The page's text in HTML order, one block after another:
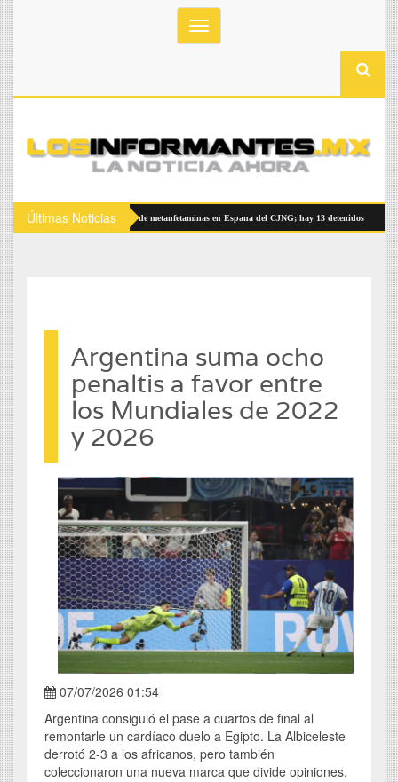
Toggle
navigation
Últimas Noticias
Incautan 2.5 toneladas de metanfetaminas en Espana del CJNG; hay 13 detenidos
Argentina suma ocho
penaltis a favor entre
los Mundiales de 2022
y 2026
07/07/2026 01:54
Argentina consiguió el pase a cuartos de final al
remontarle un cardíaco duelo a Egipto. La Albiceleste
derrotó 2-3 a los africanos, pero también
coleccionaron una nueva marca que divide opiniones.